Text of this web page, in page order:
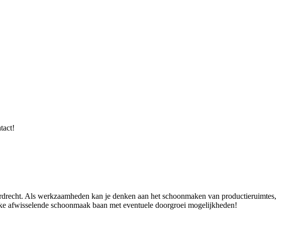
Als werkzaamheden kan je denken aan het schoonmaken van productieruimtes,
afwisselende schoonmaak baan met eventuele doorgroei mogelijkheden!